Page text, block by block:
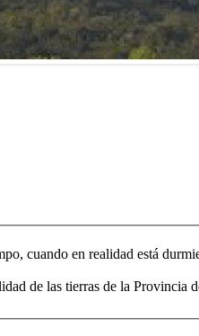
cuando en realidad está
de las tierras de la Provincia